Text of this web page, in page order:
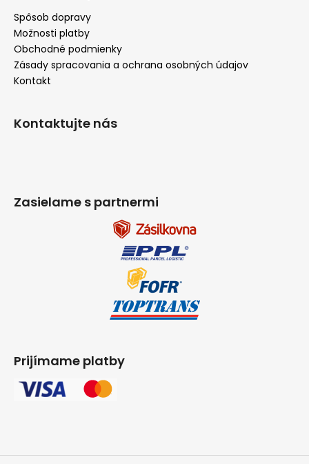
Spôsob dopravy
Možnosti platby
Obchodné podmienky
Zásady spracovania a ochrana osobných údajov
Kontakt
Kontaktujte nás
Zasielame s partnermi
Prijímame platby